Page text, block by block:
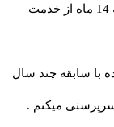
که اقدام به خرید سربازی کنم درحالیکه 14 ماه از خدمت
افتاده با سابقه چند سال
میکنم .